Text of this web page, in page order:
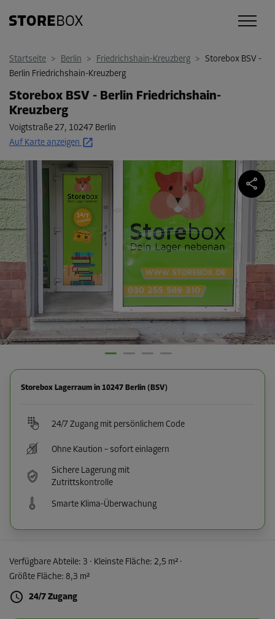
Startseite > Berlin > Friedrichshain-Kreuzberg > Storebox BSV -
Berlin Friedrichshain-Kreuzberg
Storebox BSV - Berlin Friedrichshain-
Kreuzberg
Voigtstraße 27, 10247 Berlin
Auf Karte anzeigen
Storebox Lagerraum in 10247 Berlin (BSV)
24/7 Zugang mit persönlichem Code
Ohne Kaution – sofort einlagern
Sichere Lagerung mit
Zutrittskontrolle
Smarte Klima-Überwachung
Verfügbare Abteile: 3 · Kleinste Fläche: 2,5 m² ·
Größte Fläche: 8,3 m²
24/7 Zugang